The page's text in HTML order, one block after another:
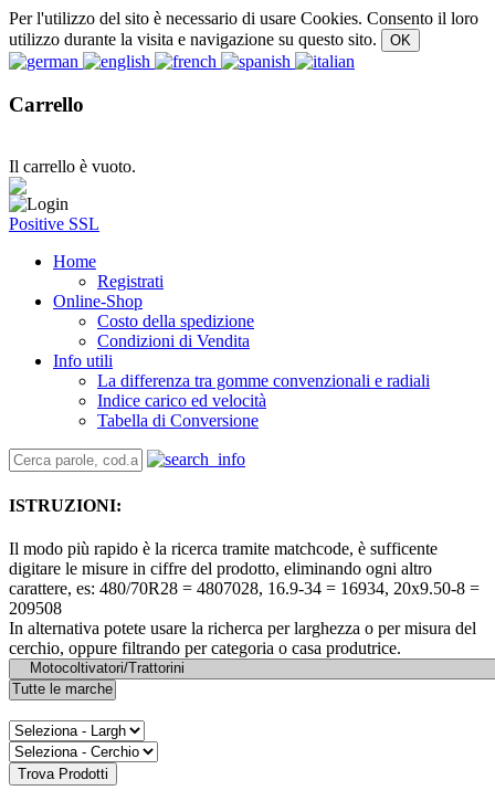
Per l'utilizzo del sito è necessario di usare Cookies. Consento il loro
utilizzo durante la visita e navigazione su questo sito.
Carrello
Il carrello è vuoto.
Positive SSL
Home
Registrati
Online-Shop
Costo della spedizione
Condizioni di Vendita
Info utili
La differenza tra gomme convenzionali e radiali
Indice carico ed velocità
Tabella di Conversione
ISTRUZIONI:
Il modo più rapido è la ricerca tramite matchcode, è sufficente
digitare le misure in ciffre del prodotto, eliminando ogni altro
carattere, es: 480/70R28 = 4807028, 16.9-34 = 16934, 20x9.50-8 =
209508
In alternativa potete usare la richerca per larghezza o per misura del
cerchio, oppure filtrando per categoria o casa produtrice.